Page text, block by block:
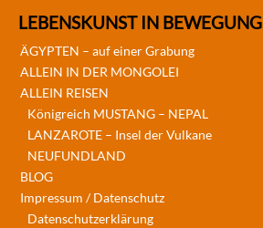
LEBENSKUNST IN BEWEGUNG
ÄGYPTEN – auf einer Grabung
ALLEIN IN DER MONGOLEI
ALLEIN REISEN
Königreich MUSTANG – NEPAL
LANZAROTE – Insel der Vulkane
NEUFUNDLAND
BLOG
Impressum / Datenschutz
Datenschutzerklärung